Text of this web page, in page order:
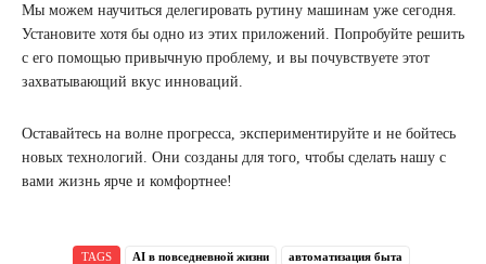
Мы можем научиться делегировать рутину машинам уже сегодня.
Установите хотя бы одно из этих приложений. Попробуйте решить
с его помощью привычную проблему, и вы почувствуете этот
захватывающий вкус инноваций.
Оставайтесь на волне прогресса, экспериментируйте и не бойтесь
новых технологий. Они созданы для того, чтобы сделать нашу с
вами жизнь ярче и комфортнее!
TAGS AI в повседневной жизни автоматизация быта